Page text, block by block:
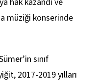
müziği konserinde
sınıf
2017-2019 yılları